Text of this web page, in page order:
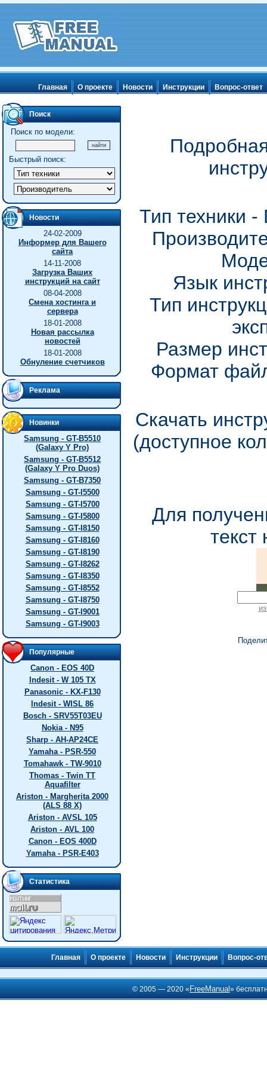
Главная О проекте Новости Инструкции Вопрос-ответ
Поиск
Поиск по модели:
Быстрый поиск:
Новости
24-02-2009
Информер для Вашего
сайта
14-11-2008
Загрузка Ваших
инструкций на сайт
08-04-2008
Смена хостинга и
сервера
18-01-2008
Новая рассылка
новостей
18-01-2008
Обнуление счетчиков
Реклама
Новинки
Samsung - GT-B5510
(Galaxy Y Pro)
Samsung - GT-B5512
(Galaxy Y Pro Duos)
Samsung - GT-B7350
Samsung - GT-I5500
Samsung - GT-I5700
Samsung - GT-I5800
Samsung - GT-I8150
Samsung - GT-I8160
Samsung - GT-I8190
Samsung - GT-I8262
Samsung - GT-I8350
Samsung - GT-I8552
Samsung - GT-I8750
Samsung - GT-I9001
Samsung - GT-I9003
Популярные
Canon - EOS 40D
Indesit - W 105 TX
Panasonic - KX-F130
Indesit - WISL 86
Bosch - SRV55T03EU
Nokia - N95
Sharp - AH-AP24CE
Yamaha - PSR-550
Tomahawk - TW-9010
Thomas - Twin TT
Aquafilter
Ariston - Margherita 2000
(ALS 88 X)
Ariston - AVSL 105
Ariston - AVL 100
Canon - EOS 400D
Yamaha - PSR-E403
Статистика
Тип техники -
Язык
Тип
Размер
Формат
Скачать
(доступное
Для
текст
Главная О проекте Новости Инструкции Вопрос-
© 2005 — 2020 « FreeManual»